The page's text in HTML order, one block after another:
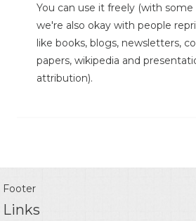
You can use it freely (with some
we're also okay with people
like books, blogs, newsletters,
papers, wikipedia and
attribution).
Footer
Links